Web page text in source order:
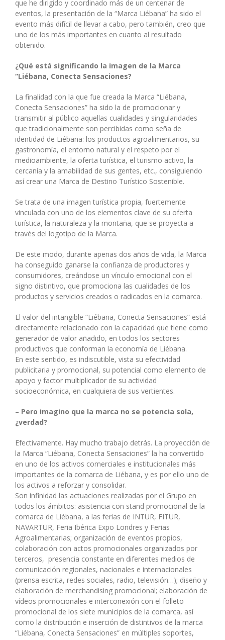
que he dirigido y coordinado más de un centenar de
eventos, la presentación de la “Marca Liébana” ha sido el
evento más difícil de llevar a cabo, pero también, creo que
uno de los más importantes en cuanto al resultado
obtenido.
¿Qué está significando la imagen de la Marca
“Liébana, Conecta Sensaciones?
La finalidad con la que fue creada la Marca “Liébana,
Conecta Sensaciones” ha sido la de promocionar y
transmitir al público aquellas cualidades y singularidades
que tradicionalmente son percibidas como seña de
identidad de Liébana: los productos agroalimentarios, su
gastronomía, el entorno natural y el respeto por el
medioambiente, la oferta turística, el turismo activo, la
cercanía y la amabilidad de sus gentes, etc., consiguiendo
así crear una Marca de Destino Turístico Sostenible.
Se trata de una imagen turística propia, fuertemente
vinculada con uno de los elementos clave de su oferta
turística, la naturaleza y la montaña, que se proyecta a
través del logotipo de la Marca.
De este modo, durante apenas dos años de vida, la Marca
ha conseguido ganarse la confianza de productores y
consumidores, creándose un vínculo emocional con el
signo distintivo, que promociona las cualidades de los
productos y servicios creados o radicados en la comarca.
El valor del intangible “Liébana, Conecta Sensaciones” está
directamente relacionado con la capacidad que tiene como
generador de valor añadido, en todos los sectores
productivos que conforman la economía de Liébana.
En este sentido, es indiscutible, vista su efectividad
publicitaria y promocional, su potencial como elemento de
apoyo y factor multiplicador de su actividad
socioeconómica, en cualquiera de sus vertientes.
– Pero imagino que la marca no se potencia sola,
¿verdad?
Efectivamente. Hay mucho trabajo detrás. La proyección de
la Marca “Liébana, Conecta Sensaciones” la ha convertido
en uno de los activos comerciales e institucionales más
importantes de la comarca de Liébana, y es por ello uno de
los activos a reforzar y consolidar.
Son infinidad las actuaciones realizadas por el Grupo en
todos los ámbitos: asistencia con stand promocional de la
comarca de Liébana, a las ferias de INTUR, FITUR,
NAVARTUR, Feria Ibérica Expo Londres y Ferias
Agroalimentarias; organización de eventos propios,
colaboración con actos promocionales organizados por
terceros, presencia constante en diferentes medios de
comunicación regionales, nacionales e internacionales
(prensa escrita, redes sociales, radio, televisión…); diseño y
elaboración de merchandising promocional; elaboración de
vídeos promocionales e interconexión con el folleto
promocional de los siete municipios de la comarca, así
como la distribución e inserción de distintivos de la marca
“Liébana, Conecta Sensaciones” en múltiples soportes,